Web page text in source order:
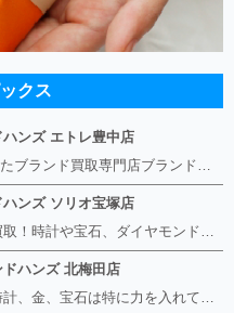
クス
ンズ エトレ豊中店
2026年7月21日にオープンしたブランド買取専門店ブランドハンズ エトレ豊中店です。 阪急豊中駅直結のショッピングモール エトレとよなかの１階に店舗がございます。 金・貴金属、ブランド品、時計、宝石などその他ブランド食器や美容機器、ブランド香水や化粧品などの取り扱いもございます。 熟練の鑑定士が親切・丁寧に接客、査定をさせていただきます。 査定だけでもOK。お気軽にご来店下さいませ！
ンズ ソリオ宝塚店
ブランド品や貴金属の高価買取！時計や宝石、ダイヤモンドなど家に眠っているものがあったら捨てる前にブランドハンズへお越しください。 査定料は無料、お値段が付くものかお調べいたします！ 宅配買取もありますので使っていない古いルイヴィトンのバッグや財布、壊れているオメガの時計、千切れている金のネックレスや指輪、小型家電も取り扱っておりますのでお気軽にご利用下さい☆ その他ブランド食器、銀シルバー製品、美容機器、脱毛器、スマホなど幅広く取り扱っております！
ハンズ 北梅田店
ブランド品の高価買取！！時計、金、宝石は特に力を入れています！ ルイヴィトン、シャネル、ロレックス、エルメスはもちろん、グッチ、プラダ、セリーヌ、フェンディなどなど、 その他ブランド食器、銀シルバー製品、美容機器、脱毛器、スマホなど幅広く取り扱っているので まずは無料査定にお越しください！ 手数料は全て無料！全国対応の宅配買取も行っておりますのでお気軽にご連絡下さい！